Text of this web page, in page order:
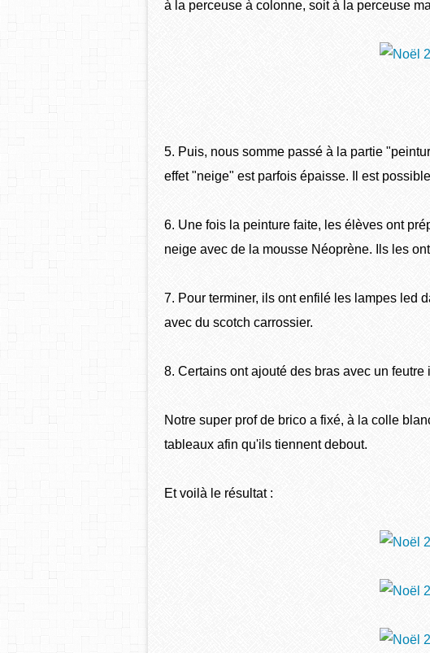
à la perceuse à colonne, soit à la perceuse
5. Puis, nous somme passé à la partie
effet "neige" est parfois épaisse. Il est
6. Une fois la peinture faite, les élèves ont
neige avec de la mousse Néoprène. Ils les
7. Pour terminer, ils ont enfilé les lampes led
avec du scotch carrossier.
8. Certains ont ajouté des bras avec un feutre
Notre super prof de brico a fixé, à la colle
tableaux afin qu'ils tiennent debout.
Et voilà le résultat :